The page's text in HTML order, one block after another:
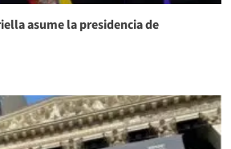
asume la presidencia de